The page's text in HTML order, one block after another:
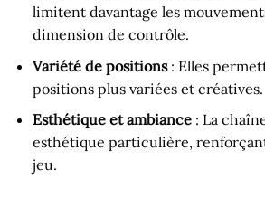
limitent davantage les
dimension de contrôle.
Variété de positions: Elles
positions plus variées et créatives.
Esthétique et ambiance: La
esthétique particulière,
jeu.